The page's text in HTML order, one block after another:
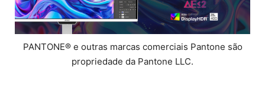
PANTONE® e outras marcas comerciais Pantone são
propriedade da Pantone LLC.